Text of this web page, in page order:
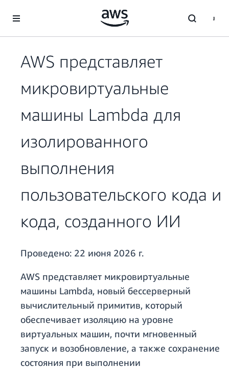
Перейти к главному контенту
AWS представляет
микровиртуальные
машины Lambda для
изолированного
выполнения
пользовательского кода и
кода, созданного ИИ
Проведено: 22 июня 2026 г.
AWS представляет микровиртуальные
машины Lambda, новый бессерверный
вычислительный примитив, который
обеспечивает изоляцию на уровне
виртуальных машин, почти мгновенный
запуск и возобновление, а также сохранение
состояния при выполнении